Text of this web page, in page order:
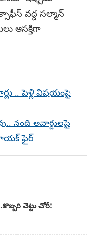
వద్ద సల్మాన్
ఆసక్తిగా
.. పెళ్లి విషయంపై
నంది అవార్డులపై
ఫైర్
చెట్టు చోరీ!